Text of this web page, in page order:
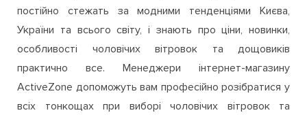
постійно стежать за модними тенденціями Києва,
України та всього світу, і знають про ціни, новинки,
особливості чоловічих вітровок та дощовиків
практично все. Менеджери інтернет-магазину
ActiveZone допоможуть вам професійно розібратися у
всіх тонкощах при виборі чоловічих вітровок та